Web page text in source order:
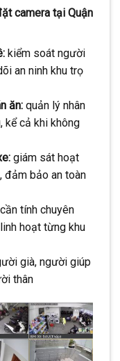
camera tại Quận
kiểm soát người
an ninh khu trọ
ăn: quản lý nhân
kể cả khi không
giám sát hoạt
đảm bảo an toàn
cần tính chuyên
hoạt từng khu
già, người giúp
thân